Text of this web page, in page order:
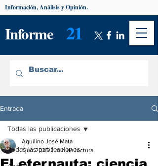
Informe 21
Información, Análisis y Opinión.
Entrada
Todas las publicaciones
Todas las publicaciones
Aquilino José Mata
1 jun 2025 2 min de lectura